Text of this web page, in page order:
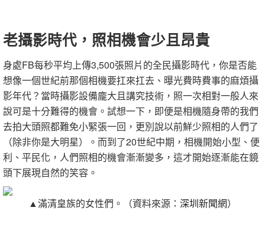
老攝影時代，照相機會少且昂貴
身處FB每秒平均上傳3,500張照片的全民攝影時代，你是否能
想像一個世紀前那個相機要扛來扛去、曝光費時費事的麻煩攝
影年代？當時攝影設備龐大且講究技術，照一次相對一般人來
說可是十分難得的機會。試想一下，即便是相機隨身帶的我們
去拍大頭照都難免小緊張一回，更別說以前鮮少照相的人們了
（除非你是大明星）。而到了20世紀中期，相機開始小型、便
利、平民化，人們照相的機會漸漸變多，這才開始逐漸能在鏡
頭下展現自然的笑容。
▲滿清皇族的女性們。（資料來源： 深圳新聞網）